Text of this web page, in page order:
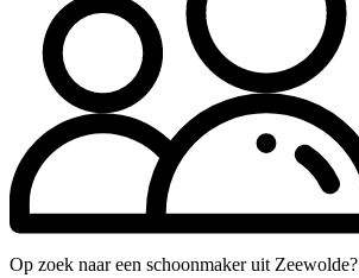
Op zoek naar een schoonmaker uit Zeewolde?